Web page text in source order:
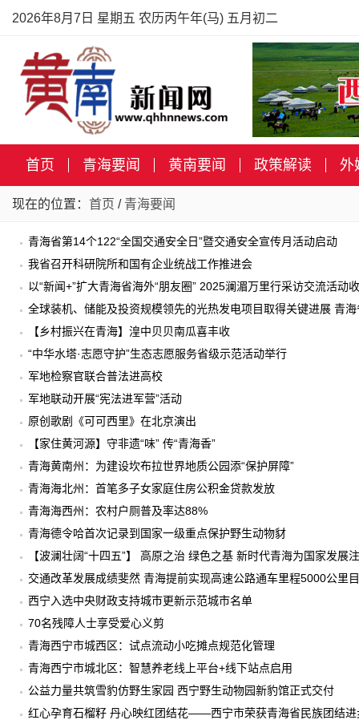
2026年8月7日 星期五 农历丙午年(马) 五月初二
首页 青海要闻 黄南要闻 政策解读 外
现在的位置： 首页 / 青海要闻
青海省第14个122“全国交通安全日”暨交通安全宣传月活动启动
我省召开科研院所和国有企业统战工作推进会
以“新闻+”扩大青海省海外“朋友圈” 2025澜湄万里行采访交流活动
全球装机、储能及投资规模领先的光热发电项目取得关键进展 青
目 可行性研究报告评审会在北京召开
【乡村振兴在青海】湟中贝贝南瓜喜丰收
“中华水塔·志愿守护”生态志愿服务省级示范活动举行
军地检察官联合普法进高校
军地联动开展“宪法进军营”活动
原创歌剧《可可西里》在北京演出
【家住黄河源】守非遗“味” 传“青海香”
青海黄南州：为建设坎布拉世界地质公园添“保护屏障”
青海海北州：首笔多子女家庭住房公积金贷款发放
青海海西州：农村户厕普及率达88%
青海德令哈首次记录到国家一级重点保护野生动物豺
【波澜壮阔“十四五”】 高原之治 绿色之基 新时代青海为国家发展
交通改革发展成绩斐然 青海提前实现高速公路通车里程5000公里
西宁入选中央财政支持城市更新示范城市名单
70名残障人士享受爱心义剪
青海西宁市城西区：试点流动小吃摊点规范化管理
青海西宁市城北区：智慧养老线上平台+线下站点启用
公益力量共筑雪豹仿野生家园 西宁野生动物园新豹馆正式交付
红心孕育石榴籽 丹心映红团结花——西宁市荣获青海省民族团结进